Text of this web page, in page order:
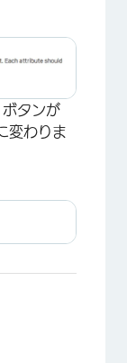
タンが
変わりま